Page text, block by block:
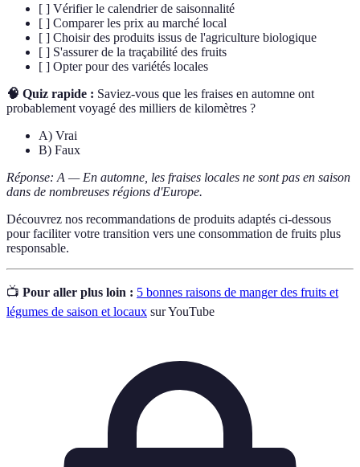
[ ] Vérifier le calendrier de saisonnalité
[ ] Comparer les prix au marché local
[ ] Choisir des produits issus de l'agriculture biologique
[ ] S'assurer de la traçabilité des fruits
[ ] Opter pour des variétés locales
🧠 Quiz rapide : Saviez-vous que les fraises en automne ont
probablement voyagé des milliers de kilomètres ?
A) Vrai
B) Faux
Réponse: A — En automne, les fraises locales ne sont pas en saison
dans de nombreuses régions d'Europe.
Découvrez nos recommandations de produits adaptés ci-dessous
pour faciliter votre transition vers une consommation de fruits plus
responsable.
📺 Pour aller plus loin : 5 bonnes raisons de manger des fruits et
légumes de saison et locaux sur YouTube